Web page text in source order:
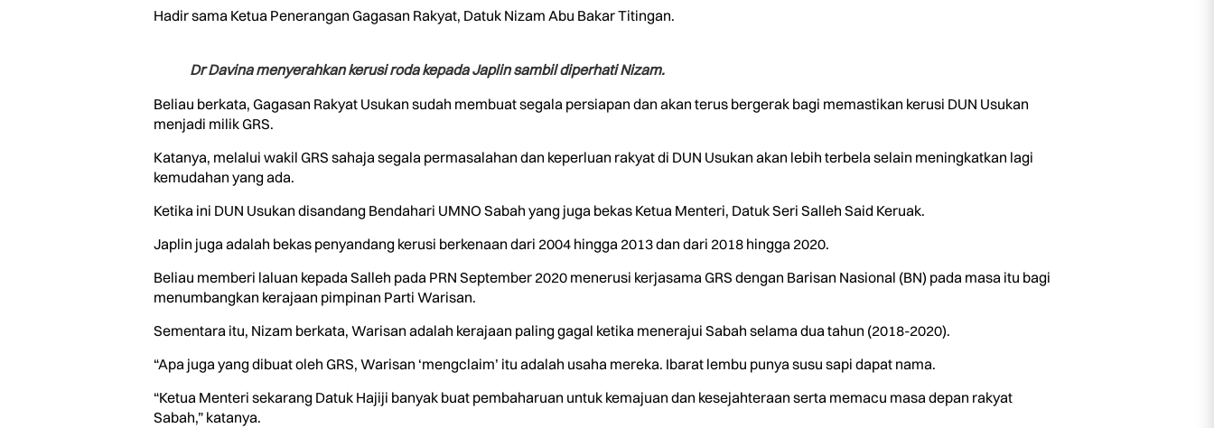
Hadir sama Ketua Penerangan Gagasan Rakyat, Datuk Nizam Abu Bakar Titingan.
Dr Davina menyerahkan kerusi roda kepada Japlin sambil diperhati Nizam.
Beliau berkata, Gagasan Rakyat Usukan sudah membuat segala persiapan dan akan terus bergerak bagi memastikan kerusi DUN Usukan
menjadi milik GRS.
Katanya, melalui wakil GRS sahaja segala permasalahan dan keperluan rakyat di DUN Usukan akan lebih terbela selain meningkatkan lagi
kemudahan yang ada.
Ketika ini DUN Usukan disandang Bendahari UMNO Sabah yang juga bekas Ketua Menteri, Datuk Seri Salleh Said Keruak.
Japlin juga adalah bekas penyandang kerusi berkenaan dari 2004 hingga 2013 dan dari 2018 hingga 2020.
Beliau memberi laluan kepada Salleh pada PRN September 2020 menerusi kerjasama GRS dengan Barisan Nasional (BN) pada masa itu bagi
menumbangkan kerajaan pimpinan Parti Warisan.
Sementara itu, Nizam berkata, Warisan adalah kerajaan paling gagal ketika menerajui Sabah selama dua tahun (2018-2020).
“Apa juga yang dibuat oleh GRS, Warisan ‘mengclaim’ itu adalah usaha mereka. Ibarat lembu punya susu sapi dapat nama.
“Ketua Menteri sekarang Datuk Hajiji banyak buat pembaharuan untuk kemajuan dan kesejahteraan serta memacu masa depan rakyat
Sabah,” katanya.